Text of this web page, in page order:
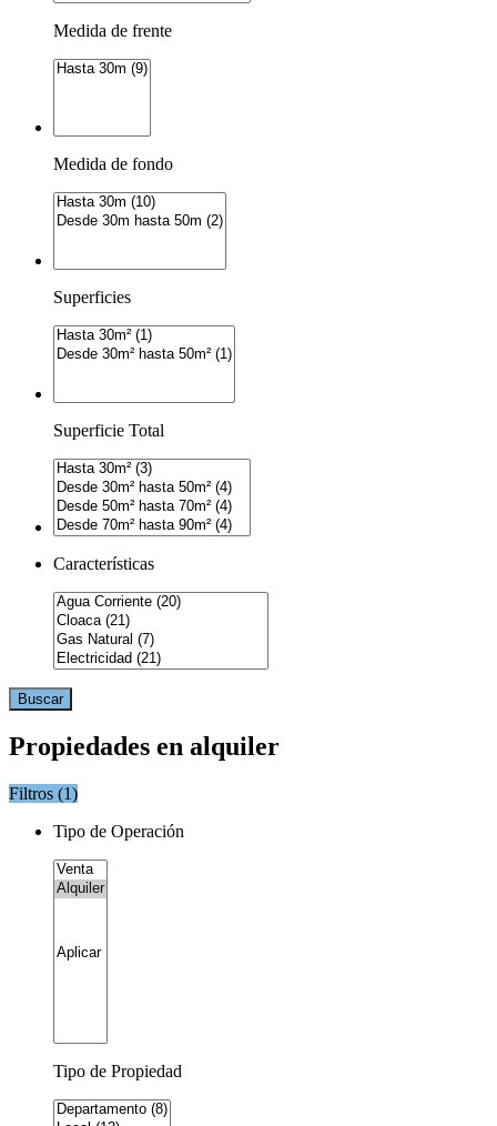
Medida de frente
Medida de fondo
Superficies
Superficie Total
Características
Buscar
Propiedades en alquiler
Filtros (1)
Tipo de Operación
Tipo de Propiedad